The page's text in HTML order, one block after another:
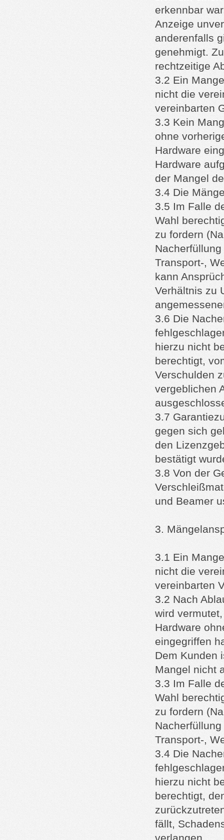
erkennbar
Anzeige
anderenfalls
genehmigt.
rechtzeitige
3.2 Ein
nicht die
vereinbarten
3.3 Kein
ohne
Hardware
Hardware
der Mangel
3.4 Die
3.5 Im Falle
Wahl
zu fordern
Transport-,
kann
Verhältnis zu
3.6 Die
hierzu nicht
berechtigt,
Verschulden
vergeblichen
3.7
gegen sich
den
bestätigt
3.8 Von der
und Beamer
3.
3.1 Ein
nicht die
vereinbarten
3.2 Nach
wird
Hardware
eingegriffen
Dem Kunden
Mangel nicht
3.3 Im Falle
Wahl
zu fordern
Transport-,
3.4 Die
hierzu nicht
berechtigt,
fällt,